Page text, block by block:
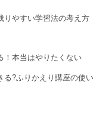
りやすい学習法の考え方
！本当はやりたくない
る?ふりかえり講座の使い